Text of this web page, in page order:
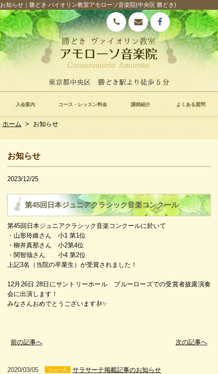
お知らせ｜勝どき バイオリン教室アモローソ音楽院(中央区 勝どき)
入会案内 コース・レッスン料金 講師紹介 よくある質問
ホーム > お知らせ
お知らせ
2023/12/25
第45回日本ジュニアクラシック音楽コンクール
第45回日本ジュニアクラシック音楽コンクールに於いて
・山形玲維さん 小1 第1位
・柳井真那さん 小2第4位
・関智哉さん 小4 第2位
上記3名（当院の卒業生）が受賞されました！
12月26日.28日にサントリーホール ブルーローズでの受賞者披露演奏
会に出演します！
みなさんおめでとうございます🎻✨
前の記事へ 次の記事へ
2020/03/05 サラサーテ掲載記事のお知らせ